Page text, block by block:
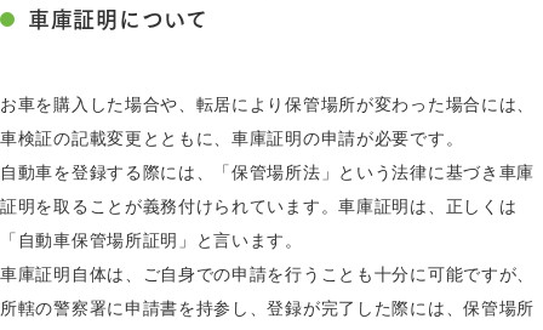
車庫証明について
お車を購入した場合や、転居により保管場所が変わった場合には、
車検証の記載変更とともに、車庫証明の申請が必要です。
自動車を登録する際には、「保管場所法」という法律に基づき車庫
証明を取ることが義務付けられています。車庫証明は、正しくは
「自動車保管場所証明」と言います。
車庫証明自体は、ご自身での申請を行うことも十分に可能ですが、
所轄の警察署に申請書を持参し、登録が完了した際には、保管場所